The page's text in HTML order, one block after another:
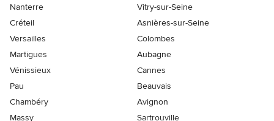
Nanterre
Vitry-sur-Seine
Créteil
Asnières-sur-Seine
Versailles
Colombes
Martigues
Aubagne
Vénissieux
Cannes
Pau
Beauvais
Chambéry
Avignon
Massy
Sartrouville